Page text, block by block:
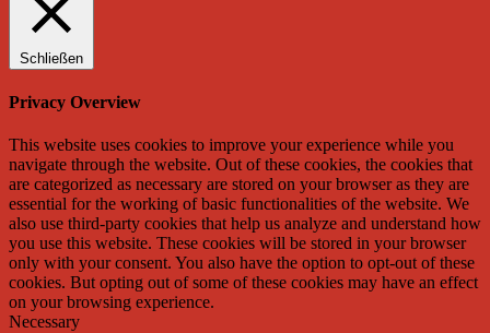
Schließen
Privacy Overview
This website uses cookies to improve your experience while you
navigate through the website. Out of these cookies, the cookies that
are categorized as necessary are stored on your browser as they are
essential for the working of basic functionalities of the website. We
also use third-party cookies that help us analyze and understand how
you use this website. These cookies will be stored in your browser
only with your consent. You also have the option to opt-out of these
cookies. But opting out of some of these cookies may have an effect
on your browsing experience.
Necessary